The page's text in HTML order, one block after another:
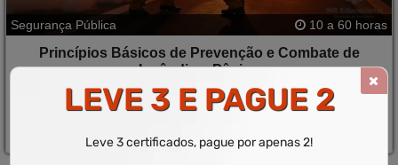
Segurança Pública 10 a 60 horas
Princípios Básicos de Prevenção e Combate de
Incêndio e Pânico
Curso Gratuito
LEVE 3 E PAGUE 2
Leve 3 certificados, pague por apenas 2!